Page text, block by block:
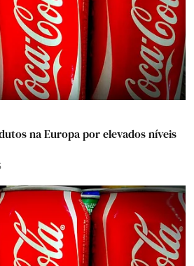
na Europa por elevados níveis